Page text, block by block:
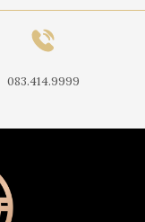
083.414.9999